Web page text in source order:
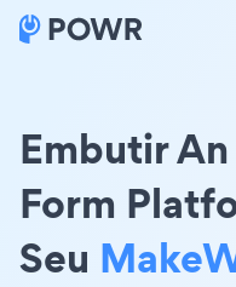
Embutir
Form
Seu